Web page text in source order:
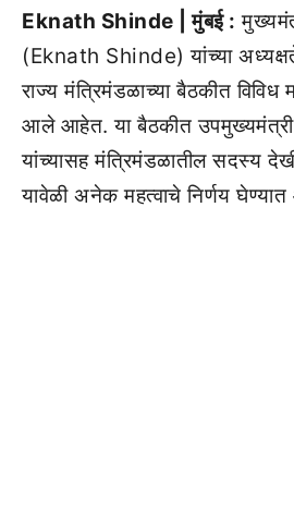
Eknath Shinde | मुंबई :
(Eknath Shinde) यांच्या
राज्य मंत्रिमंडळाच्या बैठकीत विविध
आले आहेत. या बैठकीत
यांच्यासह मंत्रिमंडळातील सदस्य
यावेळी अनेक महत्वाचे निर्णय